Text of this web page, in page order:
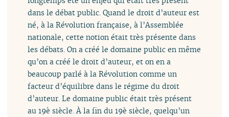
dans le débat public. Quand le droit d’auteur est
né, à la Révolution française, à l’Assemblée
nationale, cette notion était très présente dans
les débats. On a créé le domaine public en même
qu’on a créé le droit d’auteur, et on en a
beaucoup parlé à la Révolution comme un
facteur d’équilibre dans le régime du droit
d’auteur. Le domaine public était très présent
au 19è siècle. À la fin du 19è siècle, quelqu’un